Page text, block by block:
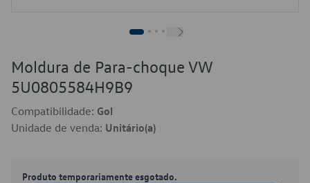
Moldura de Para-choque VW
5U0805584H9B9
Compatibilidade: Gol
Unidade de venda: Unitário(a)
Produto temporariamente esgotado.